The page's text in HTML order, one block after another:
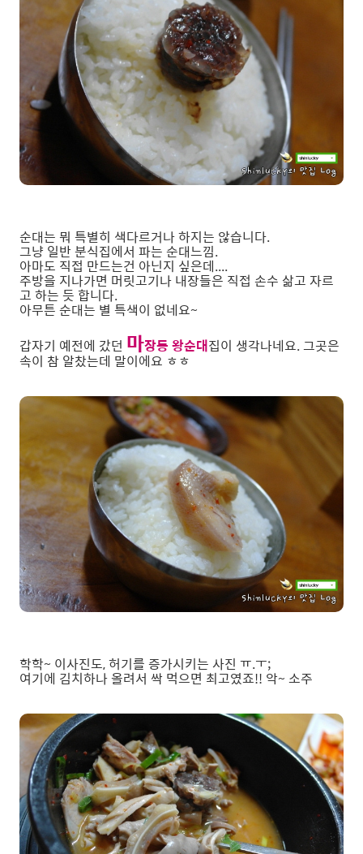
순대는 뭐 특별히 색다르거나 하지는 않습니다.
그냥 일반 분식집에서 파는 순대느낌.
아마도 직접 만드는건 아닌지 싶은데....
주방을 지나가면 머릿고기나 내장들은 직접 손수 삶고 자르
고 하는 듯 합니다.
아무튼 순대는 별 특색이 없네요~
갑자기 예전에 갔던 마장동 왕순대집이 생각나네요. 그곳은
속이 참 알찼는데 말이에요 ㅎㅎ
학학~ 이사진도, 허기를 증가시키는 사진 ㅠ.ㅜ;
여기에 김치하나 올려서 싹 먹으면 최고였죠!! 악~ 소주